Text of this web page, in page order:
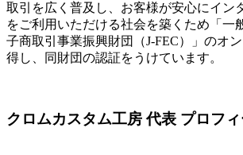
取引を広く普及し、お客様が安心にイン
をご利用いただける社会を築くため「
子商取引事業振興財団（J-FEC）」のオ
得し、同財団の認証をうけています。
クロムカスタム工房 代表 プロフ